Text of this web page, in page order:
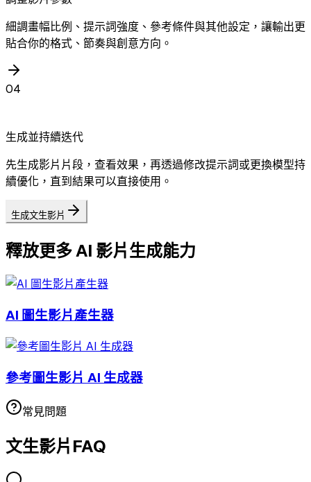
細調畫幅比例、提示詞強度、參考條件與其他設定，讓輸出更
貼合你的格式、節奏與創意方向。
04
生成並持續迭代
先生成影片片段，查看效果，再透過修改提示詞或更換模型持
續優化，直到結果可以直接使用。
生成文生影片
釋放更多 AI 影片生成能力
AI 圖生影片產生器
參考圖生影片 AI 生成器
常見問題
文生影片FAQ